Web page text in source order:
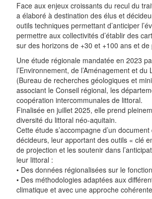
Face aux enjeux croissants du recul du
a élaboré à destination des élus et
outils techniques permettant d’anticiper
permettre aux collectivités d’établir des
sur des horizons de +30 et +100 ans et
Une étude régionale mandatée en 2023
l’Environnement, de l’Aménagement et
(Bureau de recherches géologiques et
associant le Conseil régional, les
coopération intercommunales de littoral.
Finalisée en juillet 2025, elle prend
diversité du littoral néo-aquitain.
Cette étude s’accompagne d’un
décideurs, leur apportant des outils « clé
de projection et les soutenir dans
leur littoral :
• Des données régionalisées sur le
• Des méthodologies adaptées aux
climatique et avec une approche